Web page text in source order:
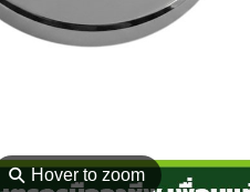
⚲Hover to zoom